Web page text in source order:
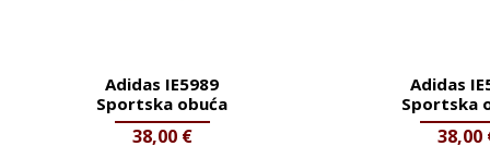
Adidas IE5989
Sportska obuća
38,00 €
Adidas
Sportska
38,00